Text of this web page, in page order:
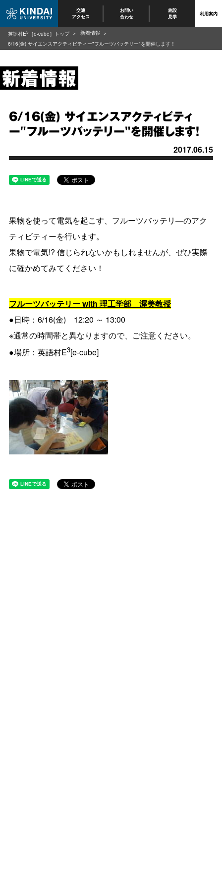
交通
アクセス
お問い
合わせ
施設
見学 利用案内
6/16(金) サイエンスアクティビティ
ー"フルーツバッテリー"を開催します！
2017.06.15
果物を使って電気を起こす、フルーツバッテリ―のアク
ティビティーを行います。
果物で電気!? 信じられないかもしれませんが、ぜひ実際
に確かめてみてください！
フルーツバッテリー with 理工学部 渥美教授
●日時：6/16(金) 12:20 ～ 13:00
※通常の時間帯と異なりますので、ご注意ください。
●場所：英語村E3[e-cube]
英語村E3 ［e-cube］トップ
新着情報
6/16(金) サイエンスアクティビティー"フルーツバッテリー"を開催します！